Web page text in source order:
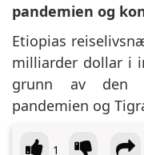
pandemien og
Etiopias
milliarder dollar i
grunn av den
pandemien og
1